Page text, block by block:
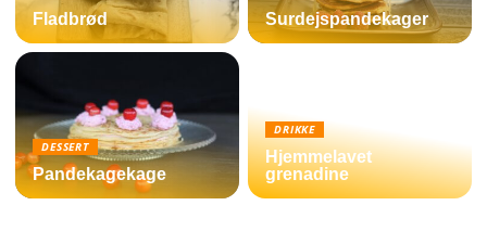
Fladbrød Surdejspandekager
DESSERT
Pandekagekage
DRIKKE
Hjemmelavet
grenadine